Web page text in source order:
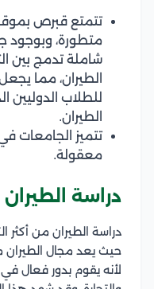
تتمتع قبرص
متطورة، وبوجود
شاملة تدمج بين
الطيران، مما
للطلاب الدوليين
الطيران.
تتميز الجامعات
معقولة.
دراسة
دراسة الطيران من أكثر
حيث يعد مجال الطيران من
لأنه يقوم بدور فعال